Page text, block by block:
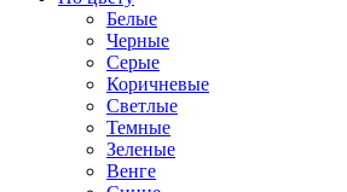
Белые
Черные
Серые
Коричневые
Светлые
Темные
Зеленые
Венге